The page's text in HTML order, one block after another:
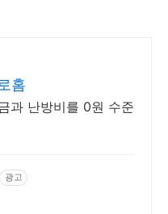
홈
과 난방비를 0원 수준
광고